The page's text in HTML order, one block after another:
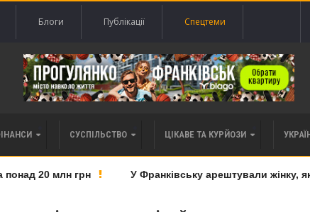
Блоги Публікації Спецтеми
СУСПІЛЬСТВО ЦІКАВЕ ТА КУРЙОЗИ
20 млн грн У Франківську арештували жінку,